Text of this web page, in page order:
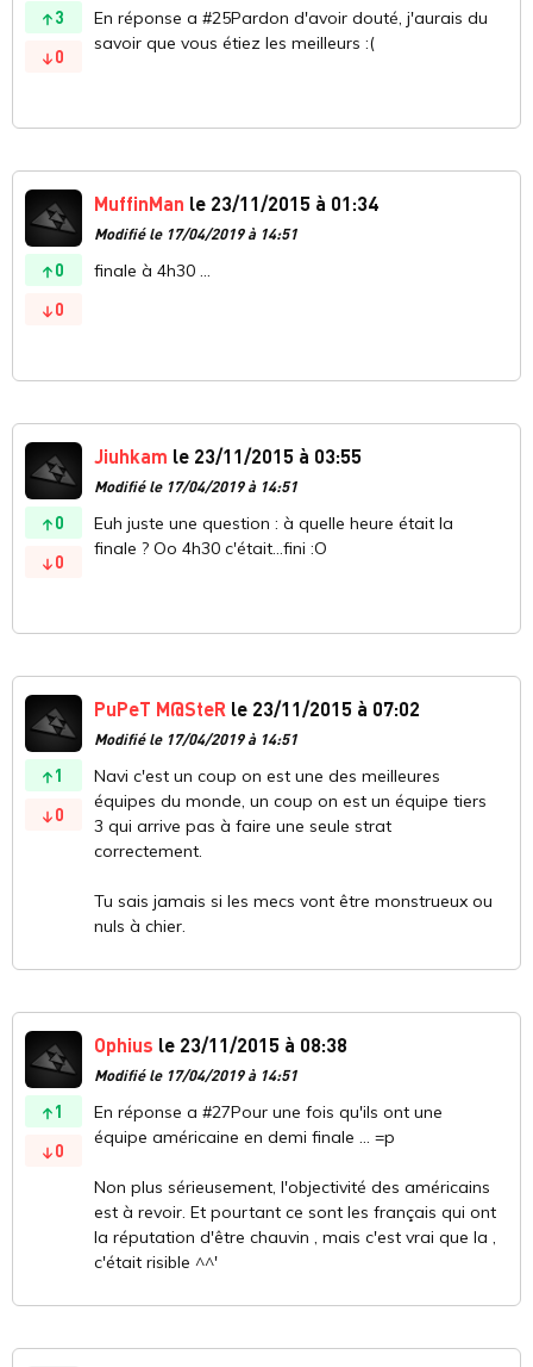
3
0
En réponse a #25Pardon d'avoir douté, j'aurais du
savoir que vous étiez les meilleurs :(
0
0
MuffinMan le 23/11/2015 à 01:34
Modifié le 17/04/2019 à 14:51
finale à 4h30 ...
0
0
Jiuhkam le 23/11/2015 à 03:55
Modifié le 17/04/2019 à 14:51
Euh juste une question : à quelle heure était la
finale ? Oo 4h30 c'était...fini :O
1
0
PuPeT M@SteR le 23/11/2015 à 07:02
Modifié le 17/04/2019 à 14:51
Navi c'est un coup on est une des meilleures
équipes du monde, un coup on est un équipe tiers
3 qui arrive pas à faire une seule strat
correctement.
Tu sais jamais si les mecs vont être monstrueux ou
nuls à chier.
1
0
Ophius le 23/11/2015 à 08:38
Modifié le 17/04/2019 à 14:51
En réponse a #27Pour une fois qu'ils ont une
équipe américaine en demi finale ... =p
Non plus sérieusement, l'objectivité des américains
est à revoir. Et pourtant ce sont les français qui ont
la réputation d'être chauvin , mais c'est vrai que la ,
c'était risible ^^'